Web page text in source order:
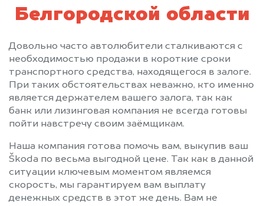
Белгородской области
Довольно часто автолюбители сталкиваются с
необходимостью продажи в короткие сроки
транспортного средства, находящегося в залоге.
При таких обстоятельствах неважно, кто именно
является держателем вашего залога, так как
банк или лизинговая компания не всегда готовы
пойти навстречу своим заёмщикам.
Наша компания готова помочь вам, выкупив ваш
Škoda по весьма выгодной цене. Так как в данной
ситуации ключевым моментом являемся
скорость, мы гарантируем вам выплату
денежных средств в этот же день. Вам не